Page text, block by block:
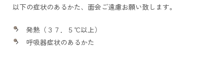
以下の症状のあるかた、面会ご遠慮お願い致します。
発熱（３７．５℃以上）
呼吸器症状のあるかた